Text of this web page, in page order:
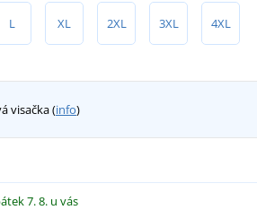
L XL 2XL 3XL 4XL
visačka (info)
7. 8. u vás